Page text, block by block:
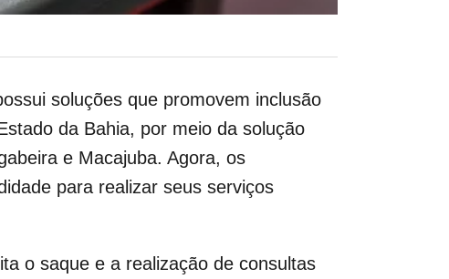
soluções que promovem inclusão
da Bahia, por meio da solução
e Macajuba. Agora, os
para realizar seus serviços
o saque e a realização de consultas